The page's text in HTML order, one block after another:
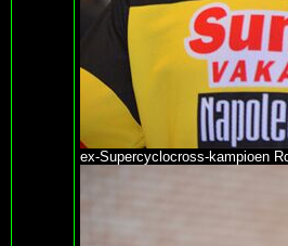
ex-Supercyclocross-kampioen